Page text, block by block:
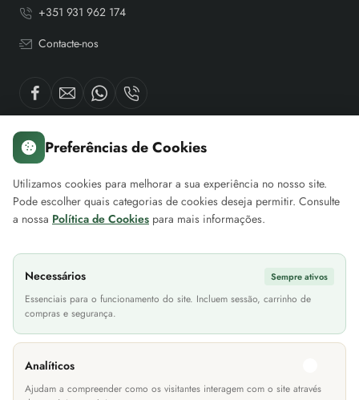
+351 931 962 174
Contacte-nos
Sobre nós
Sobre a EuroMóveis
Política de Privacidade
Termos & Condições
Informações Transporte
Métodos de Pagamento
Iniciar Sessão
Cheque Prenda
As
Preferências de Cookies
Utilizamos cookies para melhorar a sua experiência no nosso site.
Pode escolher quais categorias de cookies deseja permitir. Consulte
a nossa Política de Cookies para mais informações.
Necessários Sempre ativos
Essenciais para o funcionamento do site. Incluem sessão, carrinho de
compras e segurança.
Analíticos
Ajudam a compreender como os visitantes interagem com o site através